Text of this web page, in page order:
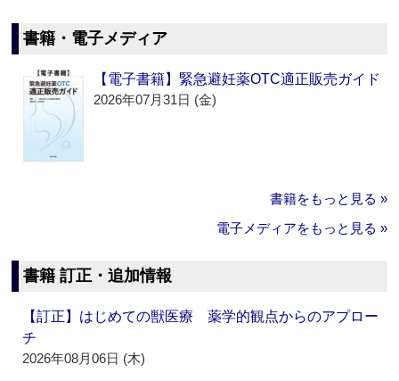
書籍・電子メディア
【電子書籍】緊急避妊薬OTC適正販売ガイド
2026年07月31日 (金)
書籍をもっと見る »
電子メディアをもっと見る »
書籍 訂正・追加情報
【訂正】はじめての獣医療 薬学的観点からのアプロー
チ
2026年08月06日 (木)